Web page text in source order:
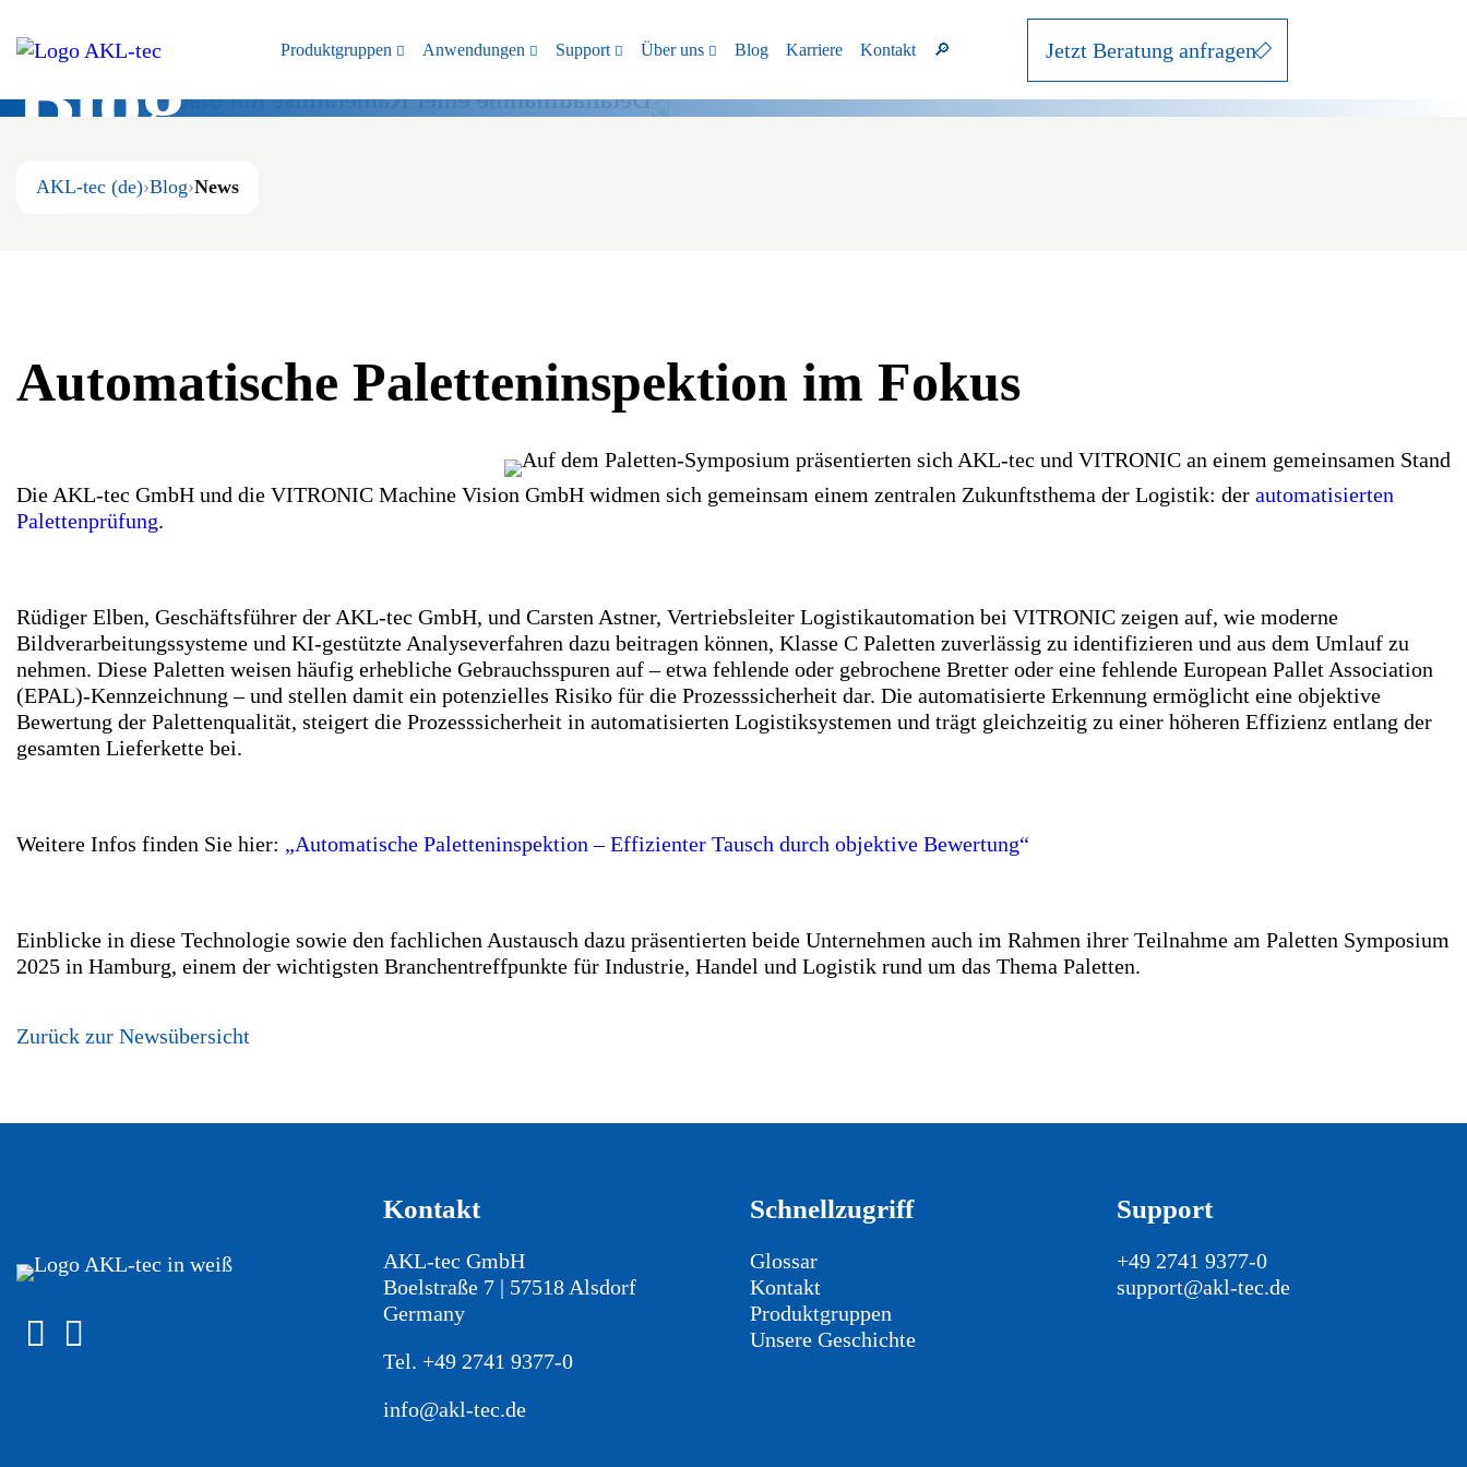
Produktgruppen Anwendungen Support Über uns Blog Karriere Kontakt 🔎 Jetzt Beratung anfragen
Blog
Wir informieren Sie.
AKL-tec (de) Blog News
Automatische Paletteninspektion im Fokus
Die AKL-tec GmbH und die VITRONIC Machine Vision GmbH widmen sich gemeinsam einem zentralen Zukunftsthema der Logistik: der automatisierten
Palettenprüfung.
Rüdiger Elben, Geschäftsführer der AKL-tec GmbH, und Carsten Astner, Vertriebsleiter Logistikautomation bei VITRONIC zeigen auf, wie moderne
Bildverarbeitungssysteme und KI-gestützte Analyseverfahren dazu beitragen können, Klasse C Paletten zuverlässig zu identifizieren und aus dem Umlauf zu
nehmen. Diese Paletten weisen häufig erhebliche Gebrauchsspuren auf – etwa fehlende oder gebrochene Bretter oder eine fehlende European Pallet Association
(EPAL)-Kennzeichnung – und stellen damit ein potenzielles Risiko für die Prozesssicherheit dar. Die automatisierte Erkennung ermöglicht eine objektive
Bewertung der Palettenqualität, steigert die Prozesssicherheit in automatisierten Logistiksystemen und trägt gleichzeitig zu einer höheren Effizienz entlang der
gesamten Lieferkette bei.
Weitere Infos finden Sie hier: „Automatische Paletteninspektion – Effizienter Tausch durch objektive Bewertung“
Einblicke in diese Technologie sowie den fachlichen Austausch dazu präsentierten beide Unternehmen auch im Rahmen ihrer Teilnahme am Paletten Symposium
2025 in Hamburg, einem der wichtigsten Branchentreffpunkte für Industrie, Handel und Logistik rund um das Thema Paletten.
Zurück zur Newsübersicht
Kontakt
AKL-tec GmbH
Boelstraße 7 | 57518 Alsdorf
Germany
Tel. +49 2741 9377-0
info@akl-tec.de
Schnellzugriff
Glossar
Kontakt
Produktgruppen
Unsere Geschichte
Support
+49 2741 9377-0
support@akl-tec.de